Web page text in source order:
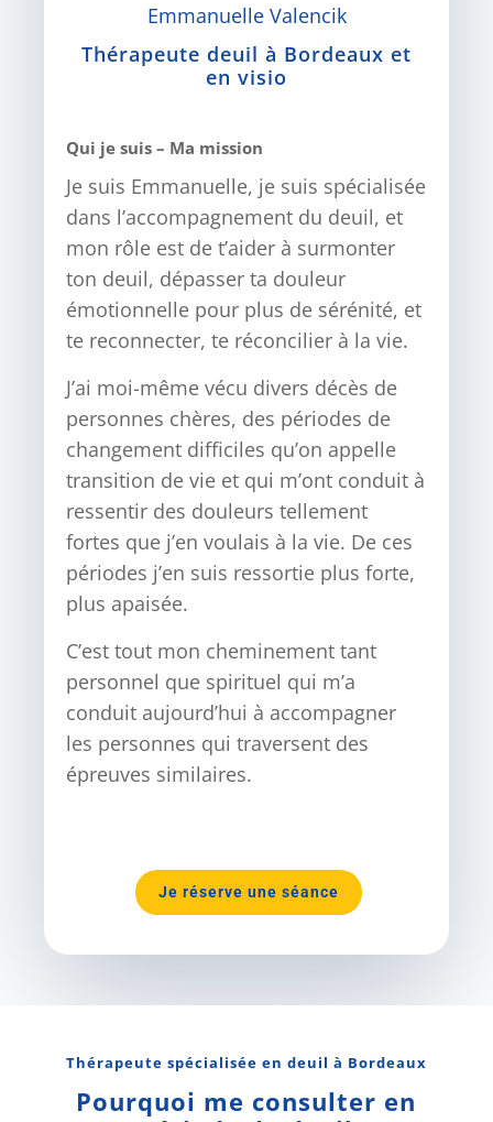
Emmanuelle Valencik
Thérapeute deuil à Bordeaux et
en visio
Qui je suis – Ma mission
Je suis Emmanuelle, je suis spécialisée
dans l’accompagnement du deuil, et
mon rôle est de t’aider à surmonter
ton deuil, dépasser ta douleur
émotionnelle pour plus de sérénité, et
te reconnecter, te réconcilier à la vie.
J’ai moi-même vécu divers décès de
personnes chères, des périodes de
changement difficiles qu’on appelle
transition de vie et qui m’ont conduit à
ressentir des douleurs tellement
fortes que j’en voulais à la vie. De ces
périodes j’en suis ressortie plus forte,
plus apaisée.
C’est tout mon cheminement tant
personnel que spirituel qui m’a
conduit aujourd’hui à accompagner
les personnes qui traversent des
épreuves similaires.
Je réserve une séance
Thérapeute spécialisée en deuil à Bordeaux
Pourquoi me consulter en